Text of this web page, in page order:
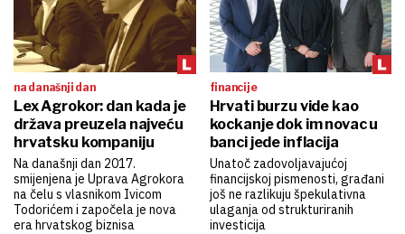
na današnji dan
Lex Agrokor: dan kada je
država preuzela najveću
hrvatsku kompaniju
Na današnji dan 2017.
smijenjena je Uprava Agrokora
na čelu s vlasnikom Ivicom
Todorićem i započela je nova
era hrvatskog biznisa
financije
Hrvati burzu vide kao
kockanje dok im novac u
banci jede inflacija
Unatoč zadovoljavajućoj
financijskoj pismenosti, građani
još ne razlikuju špekulativna
ulaganja od strukturiranih
investicija